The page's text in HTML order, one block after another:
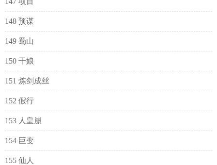
148 预谋
149 蜀山
150 干娘
151 炼剑成丝
152 假行
153 人皇崩
154 巨变
155 仙人